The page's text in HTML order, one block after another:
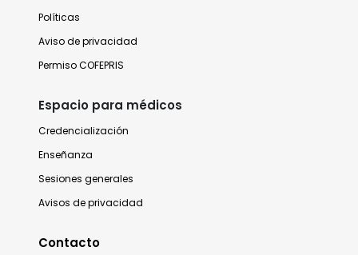
Políticas
Aviso de privacidad
Permiso COFEPRIS
Espacio para médicos
Credencialización
Enseñanza
Sesiones generales
Avisos de privacidad
Contacto